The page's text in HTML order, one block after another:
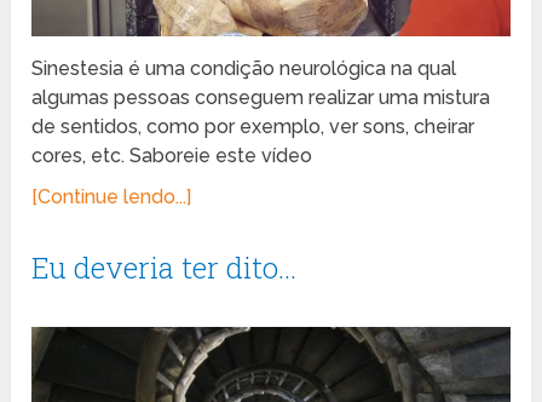
Sinestesia é uma condição neurológica na qual
algumas pessoas conseguem realizar uma mistura
de sentidos, como por exemplo, ver sons, cheirar
cores, etc. Saboreie este vídeo
[Continue lendo...]
Eu deveria ter dito…